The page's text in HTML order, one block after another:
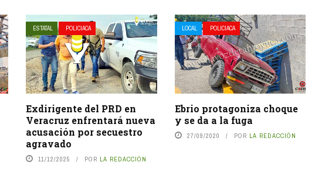
ESTATAL POLICIACA
Exdirigente del PRD en
Veracruz enfrentará nueva
acusación por secuestro
agravado
11/12/2025 POR LA REDACCIÓN
LOCAL POLICIACA
Ebrio protagoniza choque
y se da a la fuga
27/09/2020 POR LA REDACCIÓN